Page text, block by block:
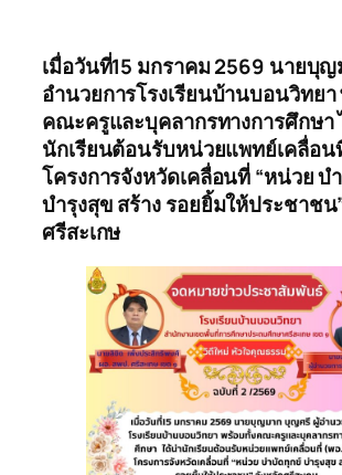
เมื่อวันที่15 มกราคม 2569 นายบุ
อำนวยการโรงเรียนบ้านบอนวิทย
คณะครูและบุคลากรทางการศึกษา
นักเรียนต้อนรับหน่วยแพทย์เคลื่อ
โครงการจังหวัดเคลื่อนที่ “หน่วย
บำรุงสุข สร้าง รอยยิ้มให้ประชาชน
ศรีสะเกษ